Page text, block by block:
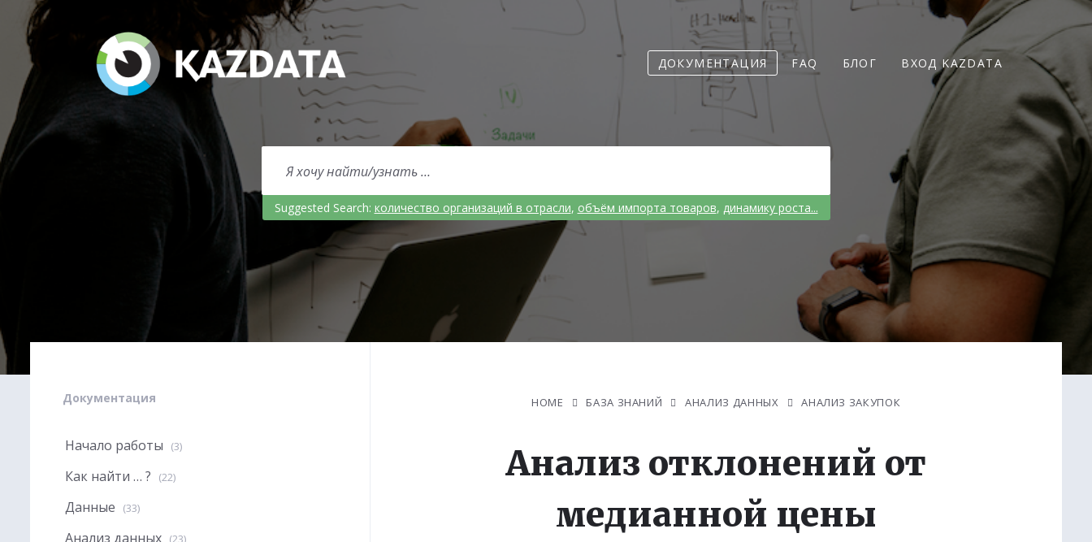
ДОКУМЕНТАЦИЯ FAQ БЛОГ ВХОД KAZDATA
Suggested Search: количество организаций в отрасли, объём импорта товаров, динамику роста...
HOME БАЗА ЗНАНИЙ АНАЛИЗ ДАННЫХ АНАЛИЗ ЗАКУПОК
Анализ отклонений от
медианной цены
Документация
Начало работы (3)
Как найти … ? (22)
Данные (33)
Анализ данных (23)